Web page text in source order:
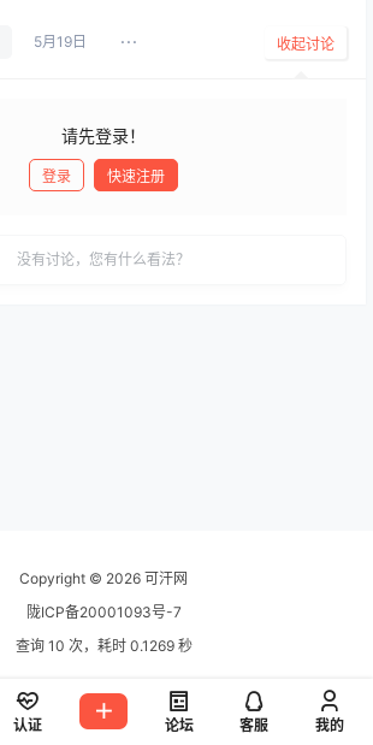
5月19日 收起讨论
请先登录！
登录 快速注册
没有讨论，您有什么看法？
Copyright © 2026 可汗网
陇ICP备20001093号-7
查询 10 次，耗时 0.1269 秒
认证 论坛 客服 我的